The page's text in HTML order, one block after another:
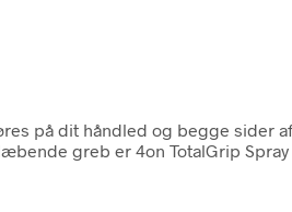
på dit håndled og begge
greb er 4on TotalGrip